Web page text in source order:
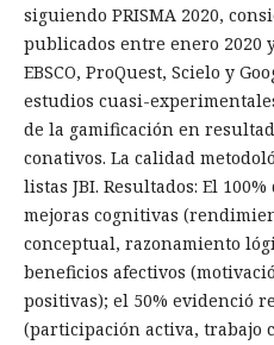
siguiendo PRISMA 2020,
publicados entre enero 2020
EBSCO, ProQuest, Scielo y
estudios cuasi-
de la gamificación en
conativos. La calidad
listas JBI. Resultados: El
mejoras cognitivas
conceptual, razonamiento
beneficios afectivos
positivas); el 50% evidenció
(participación activa, trabajo